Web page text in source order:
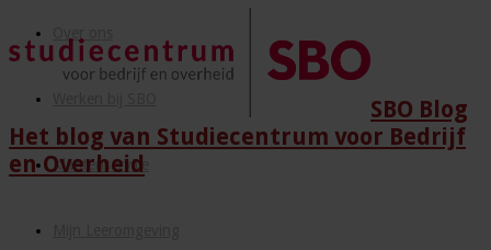
Klantenservice
SBO Blog
Het blog van Studiecentrum voor Bedrijf
en Overheid